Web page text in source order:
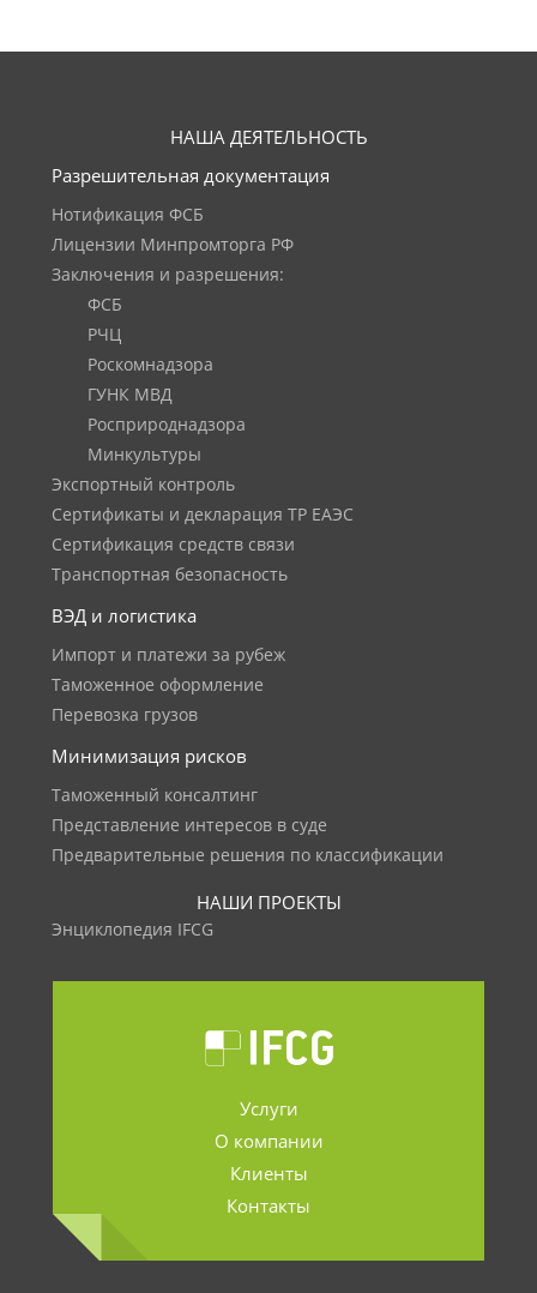
НАША ДЕЯТЕЛЬНОСТЬ
Разрешительная документация
Нотификация ФСБ
Лицензии Минпромторга РФ
Заключения и разрешения:
ФСБ
РЧЦ
Роскомнадзора
ГУНК МВД
Росприроднадзора
Минкультуры
Экспортный контроль
Сертификаты и декларация ТР ЕАЭС
Сертификация средств связи
Транспортная безопасность
ВЭД и логистика
Импорт и платежи за рубеж
Таможенное оформление
Перевозка грузов
Минимизация рисков
Таможенный консалтинг
Представление интересов в суде
Предварительные решения по классификации
НАШИ ПРОЕКТЫ
Энциклопедия IFCG
Услуги
О компании
Клиенты
Контакты